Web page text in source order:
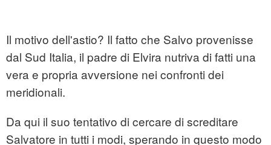
Il motivo dell'astio? Il fatto che Salvo provenisse
dal Sud Italia, il padre di Elvira nutriva di fatti una
vera e propria avversione nei confronti dei
meridionali.
Da qui il suo tentativo di cercare di screditare
Salvatore in tutti i modi, sperando in questo modo